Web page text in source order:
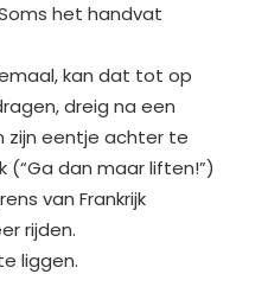
het handvat
kan dat tot op
dreig na een
zijn eentje achter te
dan maar liften!”)
van Frankrijk
rijden.
liggen.